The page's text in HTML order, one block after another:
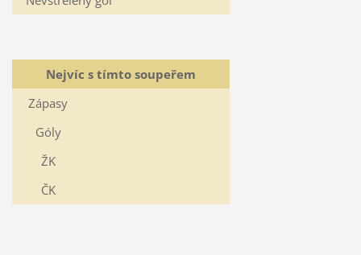
Nejvíc s tímto soupeřem
Zápasy
Góly
ŽK
ČK